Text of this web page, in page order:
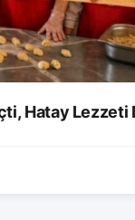
Hatay Lezzeti